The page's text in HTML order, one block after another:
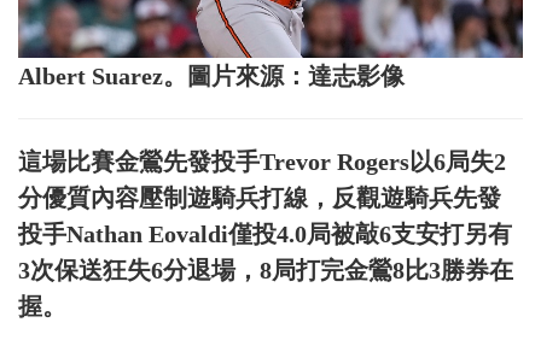
Albert Suarez。圖片來源：達志影像
這場比賽金鶯先發投手Trevor Rogers以6局失2
分優質內容壓制遊騎兵打線，反觀遊騎兵先發
投手Nathan Eovaldi僅投4.0局被敲6支安打另有
3次保送狂失6分退場，8局打完金鶯8比3勝券在
握。